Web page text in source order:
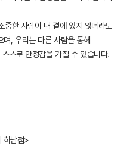
중한 사람이 내 곁에 있지 않더라도
며, 우리는 다른 사람을 통해
스로 안정감을 가질 수 있습니다.
하남점>